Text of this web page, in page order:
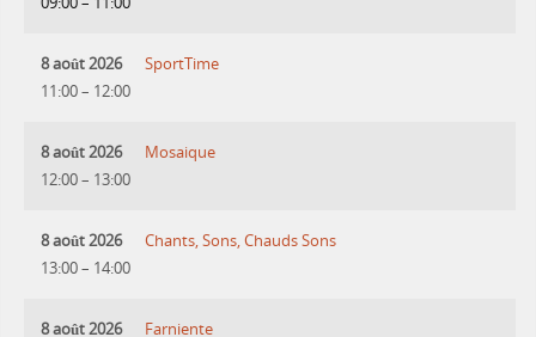
8 août 2026
11:00– 12:00
SportTime
8 août 2026
12:00– 13:00
Mosaique
8 août 2026
13:00– 14:00
Chants, Sons, Chauds Sons
8 août 2026 Farniente